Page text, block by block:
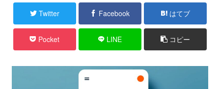
Twitter Facebook はてブ
Pocket LINE コピー